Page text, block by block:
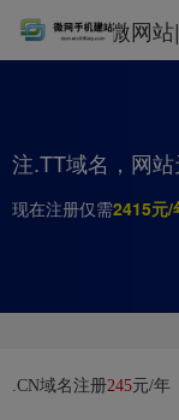
微网
注.TT域名，网
现在注册仅需
.CN域名注册245元/年